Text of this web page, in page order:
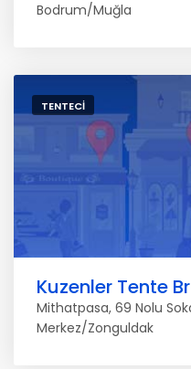
Bodrum/Muğla
TENTECI
Kuzenler Tente
Mithatpasa, 69 Nolu
Merkez/Zonguldak